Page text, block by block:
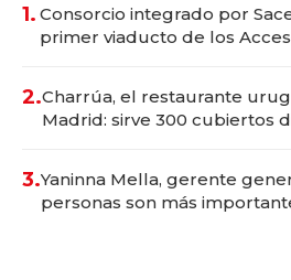
1. Consorcio integrado por
primer viaducto de los
2.Charrúa, el restaurante
Madrid: sirve 300 cubiertos
3.Yaninna Mella, gerente
personas son más